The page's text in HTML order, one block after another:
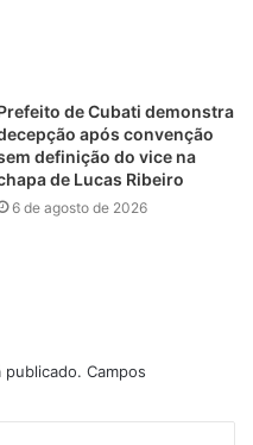
de Cubati demonstra
após convenção
definição do vice na
de Lucas Ribeiro
6 de agosto de 2026
publicado. Campos